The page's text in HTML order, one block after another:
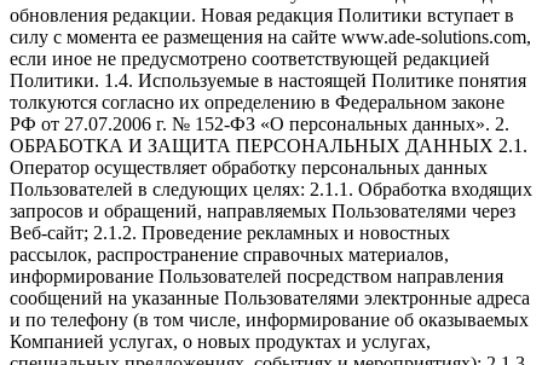
обновления редакции. Новая редакция Политики вступает в
силу с момента ее размещения на сайте www.ade-solutions.com,
если иное не предусмотрено соответствующей редакцией
Политики. 1.4. Используемые в настоящей Политике понятия
толкуются согласно их определению в Федеральном законе
РФ от 27.07.2006 г. № 152-ФЗ «О персональных данных». 2.
ОБРАБОТКА И ЗАЩИТА ПЕРСОНАЛЬНЫХ ДАННЫХ 2.1.
Оператор осуществляет обработку персональных данных
Пользователей в следующих целях: 2.1.1. Обработка входящих
запросов и обращений, направляемых Пользователями через
Веб-сайт; 2.1.2. Проведение рекламных и новостных
рассылок, распространение справочных материалов,
информирование Пользователей посредством направления
сообщений на указанные Пользователями электронные адреса
и по телефону (в том числе, информирование об оказываемых
Компанией услугах, о новых продуктах и услугах,